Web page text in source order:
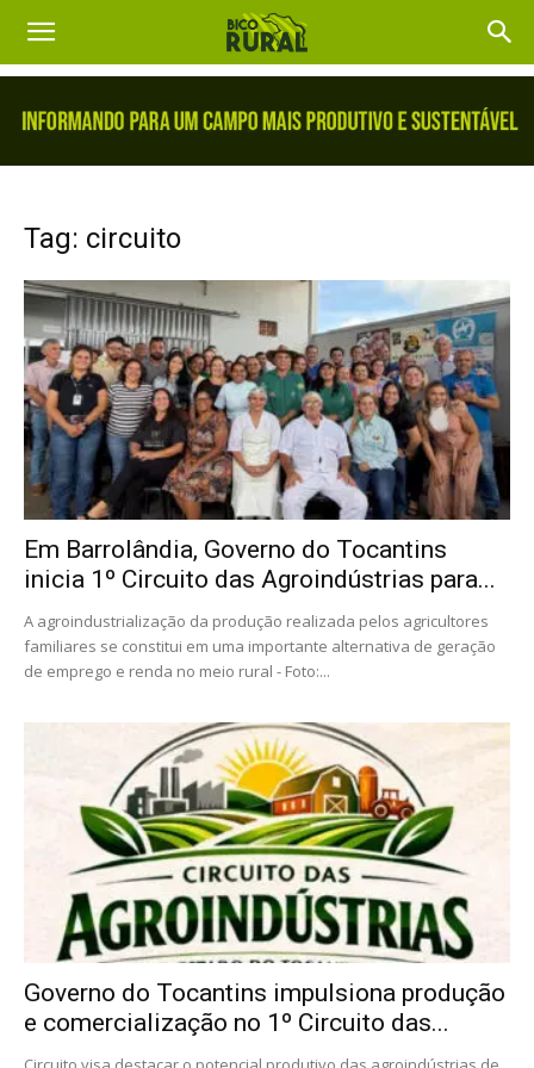
Tag: circuito
Em Barrolândia, Governo do Tocantins
inicia 1º Circuito das Agroindústrias para...
A agroindustrialização da produção realizada pelos agricultores
familiares se constitui em uma importante alternativa de geração
de emprego e renda no meio rural - Foto:...
Governo do Tocantins impulsiona produção
e comercialização no 1º Circuito das...